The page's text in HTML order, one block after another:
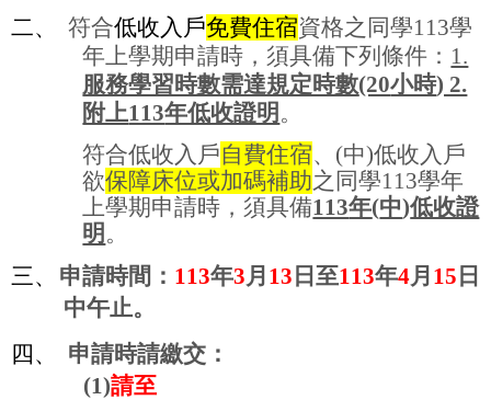
二、
符合低收入戶免費住宿資格之同學113學
年上學期申請時，須具備下列條件： 1.
服務學習時數需達規定時數(20小時) 2.
附上113年低收證明 。
符合低收入戶自費住宿、 (中)低收入戶
欲保障床位或加碼補助之同學113學年
上學期申請時，須具備113年(中)低收證
明 。
三、
申請時間： 113年3 月 13 日至113年4月 15 日
中午止。
四、
申請時請繳交：
(1)請至